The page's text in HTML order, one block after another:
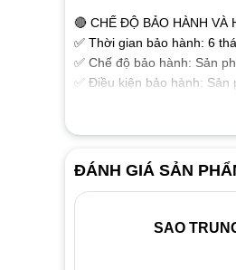
🔴 CHẾ ĐỘ BẢO HÀNH VÀ
✅ Thời gian bảo hành: 6
✅ Chế độ bảo hành: Sản
✅ Điều kiện bảo hành:
🔴 MỘT SỐ THÔNG TIN
✅ Sạc dành cho Laptop
ổn định chuẩn dòng cho
✅ Sạc được sản xuất theo
hưởng xấu đến thiết bị.
✅ Tính năng bảo vệ
✅ Vật liệu cấu tạo tốt, độ
ĐÁNH GIÁ SẢN
SAO